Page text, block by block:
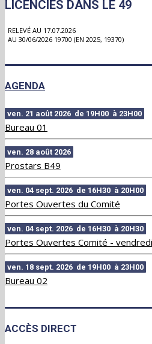
LICENCIÉS DANS LE 49
RELEVÉ AU 17.07.2026
AU 30/06/2026 19700 (EN 2025, 19370)
AGENDA
ven. 21 août 2026 de 19H00 à 23H00
Bureau 01
ven. 28 août 2026
Prostars B49
ven. 04 sept. 2026 de 16H30 à 20H00
Portes Ouvertes du Comité
ven. 04 sept. 2026 de 16H30 à 20H30
Portes Ouvertes Comité -
ven. 18 sept. 2026 de 19H00 à 23H00
Bureau 02
ACCÈS DIRECT